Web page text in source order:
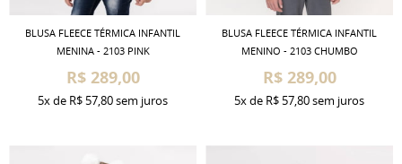
BLUSA FLEECE TÉRMICA INFANTIL
MENINA - 2103 PINK
R$ 289,00
5xde R$ 57,80sem juros
BLUSA FLEECE TÉRMICA INFANTIL
MENINO - 2103 CHUMBO
R$ 289,00
5xde R$ 57,80sem juros